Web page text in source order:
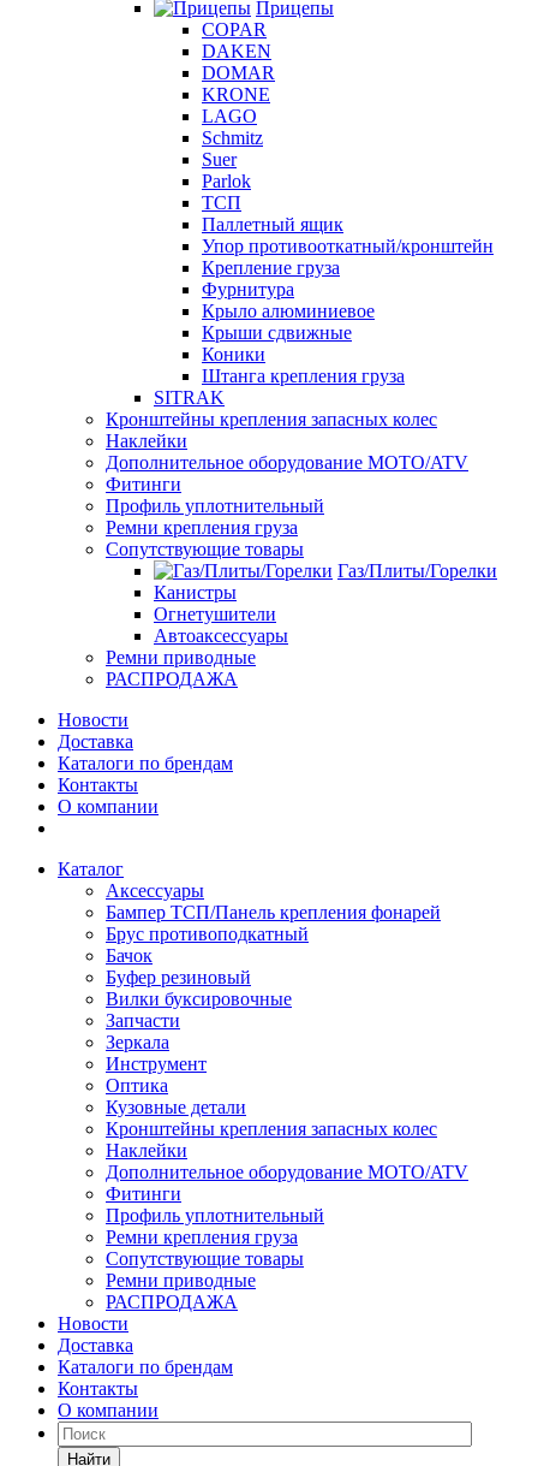
Прицепы
COPAR
DAKEN
DOMAR
KRONE
LAGO
Schmitz
Suer
Parlok
ТСП
Паллетный ящик
Упор противооткатный/кронштейн
Крепление груза
Фурнитура
Крыло алюминиевое
Крыши сдвижные
Коники
Штанга крепления груза
SITRAK
Кронштейны крепления запасных колес
Наклейки
Дополнительное оборудование MOTO/ATV
Фитинги
Профиль уплотнительный
Ремни крепления груза
Сопутствующие товары
Газ/Плиты/Горелки
Канистры
Огнетушители
Автоаксессуары
Ремни приводные
РАСПРОДАЖА
Новости
Доставка
Каталоги по брендам
Контакты
О компании
Каталог
Аксессуары
Бампер ТСП/Панель крепления фонарей
Брус противоподкатный
Бачок
Буфер резиновый
Вилки буксировочные
Запчасти
Зеркала
Инструмент
Оптика
Кузовные детали
Кронштейны крепления запасных колес
Наклейки
Дополнительное оборудование MOTO/ATV
Фитинги
Профиль уплотнительный
Ремни крепления груза
Сопутствующие товары
Ремни приводные
РАСПРОДАЖА
Новости
Доставка
Каталоги по брендам
Контакты
О компании
Найти